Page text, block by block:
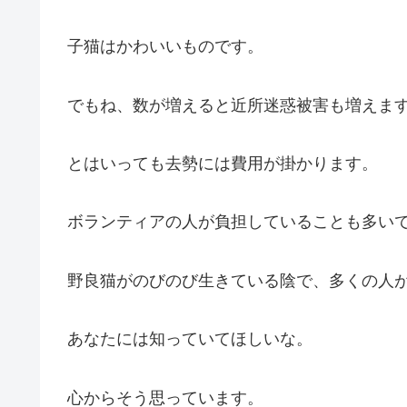
子猫はかわいいものです。
でもね、数が増えると近所迷惑被害も増えます
とはいっても去勢には費用が掛かります。
ボランティアの人が負担していることも多いで
野良猫がのびのび生きている陰で、多くの人
あなたには知っていてほしいな。
心からそう思っています。